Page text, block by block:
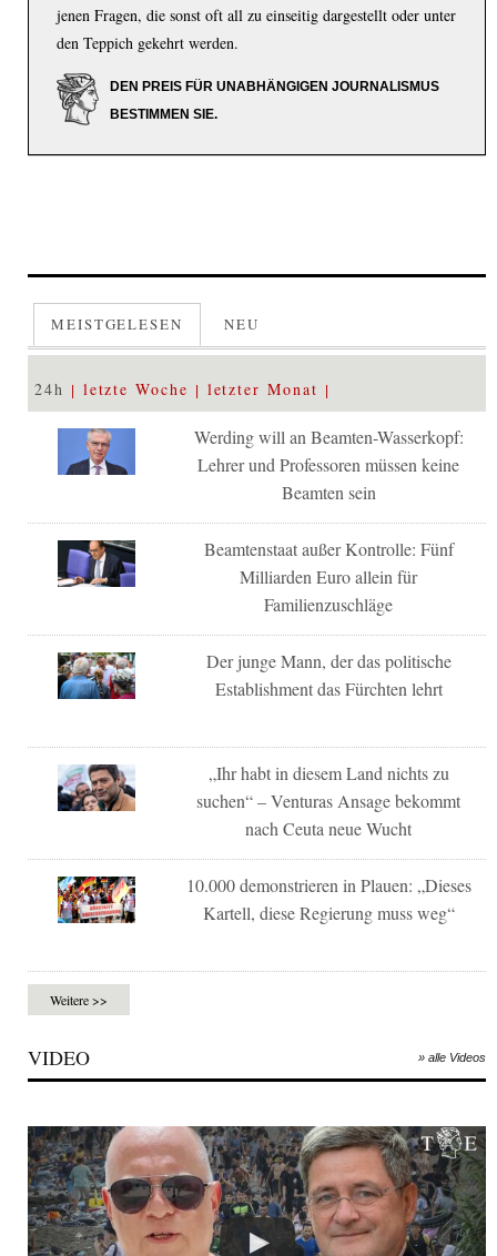
jenen Fragen, die sonst oft all zu einseitig dargestellt oder unter
den Teppich gekehrt werden.
DEN PREIS FÜR UNABHÄNGIGEN JOURNALISMUS
BESTIMMEN SIE.
MEISTGELESEN NEU
24h letzte Woche letzter Monat
Werding will an Beamten-Wasserkopf:
Lehrer und Professoren müssen keine
Beamten sein
Beamtenstaat außer Kontrolle: Fünf
Milliarden Euro allein für
Familienzuschläge
Der junge Mann, der das politische
Establishment das Fürchten lehrt
„Ihr habt in diesem Land nichts zu
suchen“ – Venturas Ansage bekommt
nach Ceuta neue Wucht
10.000 demonstrieren in Plauen: „Dieses
Kartell, diese Regierung muss weg“
Weitere >>
VIDEO » alle Videos